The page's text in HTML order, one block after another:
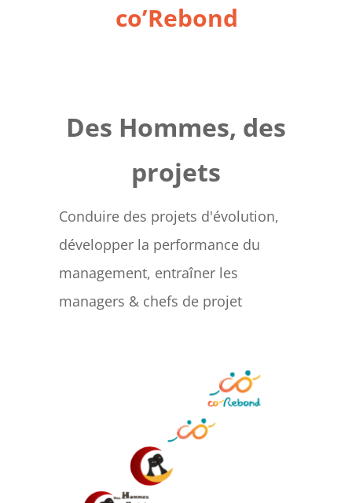
co’Rebond
Des Hommes, des
projets
Conduire des projets d'évolution,
développer la performance du
management, entraîner les
managers & chefs de projet